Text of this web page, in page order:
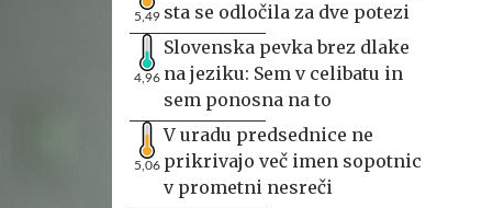
5,49 sta se odločila za dve potezi
4,96
Slovenska pevka brez dlake
na jeziku: Sem v celibatu in
sem ponosna na to
5,06
V uradu predsednice ne
prikrivajo več imen sopotnic
v prometni nesreči